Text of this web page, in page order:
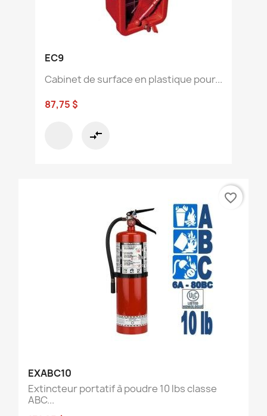
EC9
Cabinet de surface en plastique pour...
87,75 $
compare_arrows
EXABC10
Extincteur portatif à poudre 10 lbs classe
ABC...
favorite_border